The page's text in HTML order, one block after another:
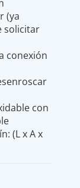
(ya
solicitar
conexión
con
(L x A x